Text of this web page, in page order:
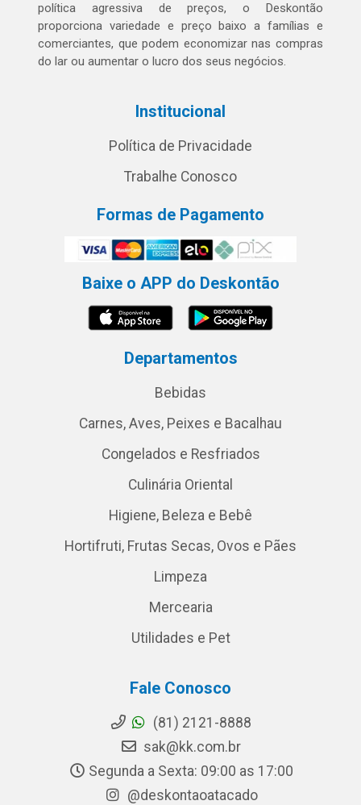
política agressiva de preços, o Deskontão
proporciona variedade e preço baixo a famílias e
comerciantes, que podem economizar nas compras
do lar ou aumentar o lucro dos seus negócios.
Institucional
Política de Privacidade
Trabalhe Conosco
Formas de Pagamento
Baixe o APP do Deskontão
Departamentos
Bebidas
Carnes, Aves, Peixes e Bacalhau
Congelados e Resfriados
Culinária Oriental
Higiene, Beleza e Bebê
Hortifruti, Frutas Secas, Ovos e Pães
Limpeza
Mercearia
Utilidades e Pet
Fale Conosco
(81) 2121-8888
sak@kk.com.br
Segunda a Sexta: 09:00 as 17:00
@deskontaoatacado